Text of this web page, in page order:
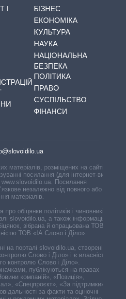
І
БІЗНЕС
ЕКОНОМІКА
КУЛЬТУРА
НАУКА
НАЦІОНАЛЬНА
БЕЗПЕКА
ПОЛІТИКА
ПРАВО
СУСПІЛЬСТВО
ФІНАНСИ
матеріалів, розміщених на сайті,
посилання (для інтернет-видань
Посилання
незалежно від повного або
матеріалів.
обіцянки політиків і чиновників,
slovoidilo.ua, а також інформація про
зібрана й опрацьована ТОВ «ІА
ТОВ «ІА Слово і Діло».
на порталі slovoidilo.ua, створені ГО
Слово і Діло» і є власністю
контролю Слово і Діло».
публікуються на правах
компаній», «Позиція»,
«Спецпроєкт», «За підтримки».
за факти та оціночні